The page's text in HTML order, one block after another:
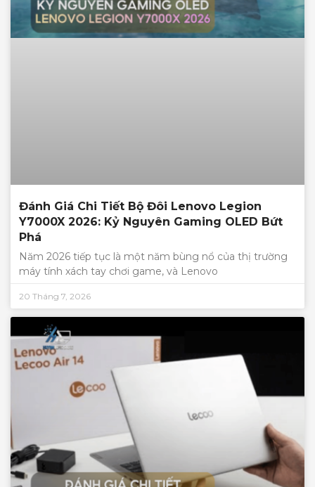
Đánh Giá Chi Tiết Bộ Đôi Lenovo Legion
Y7000X 2026: Kỷ Nguyên Gaming OLED Bứt
Phá
Năm 2026 tiếp tục là một năm bùng nổ của thị trường
máy tính xách tay chơi game, và Lenovo
20 Tháng 7, 2026